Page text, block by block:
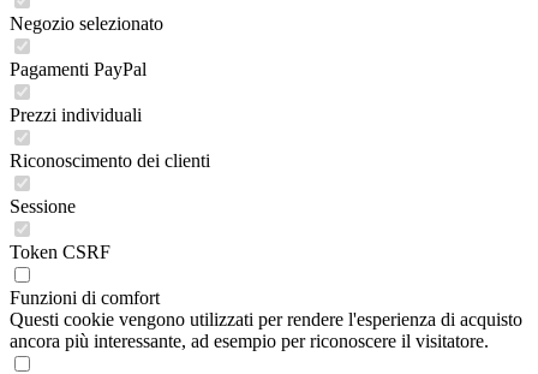
Negozio selezionato
Pagamenti PayPal
Prezzi individuali
Riconoscimento dei clienti
Sessione
Token CSRF
Funzioni di comfort
Questi cookie vengono utilizzati per rendere l'esperienza di acquisto
ancora più interessante, ad esempio per riconoscere il visitatore.